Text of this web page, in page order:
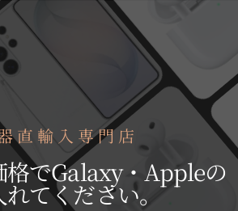
直輸入専門店
格でGalaxy・Appleの
てください。